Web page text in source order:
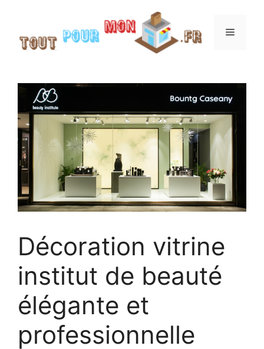
contenu
Menu
Décoration vitrine
institut de beauté
élégante et
professionnelle